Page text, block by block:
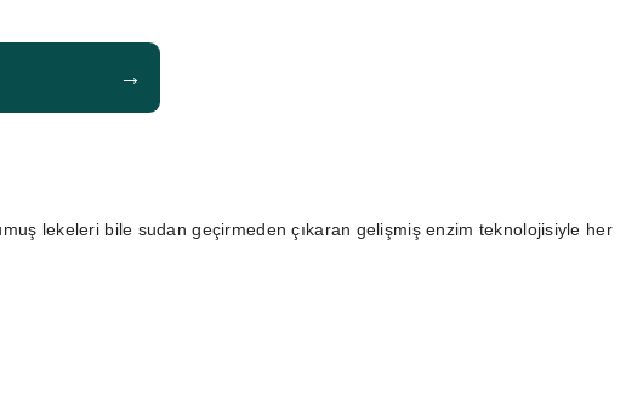
→
lekeleri bile sudan geçirmeden çıkaran gelişmiş enzim teknolojisiyle her